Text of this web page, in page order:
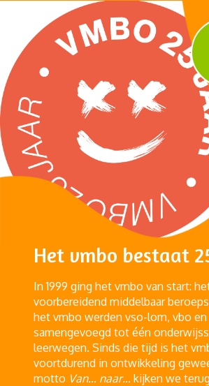
Het vmbo bestaat
In 1999 ging het vmbo van start:
voorbereidend middelbaar
het vmbo werden vso-lom, vbo en
samengevoegd tot één
leerwegen. Sinds die tijd is het
voortdurend in ontwikkeling
motto Van… naar… kijken we